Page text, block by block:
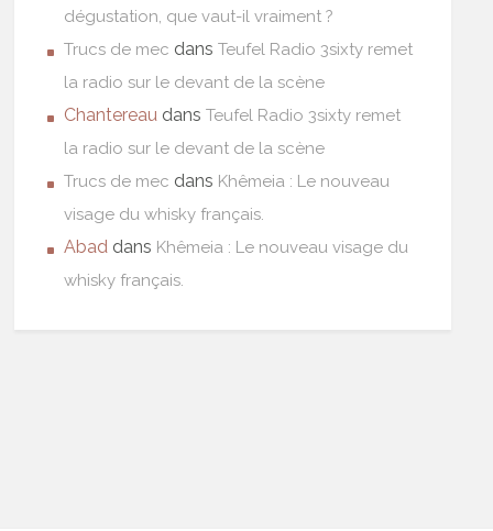
dégustation, que vaut-il vraiment ?
Trucs de mec dansTeufel Radio 3sixty remet
la radio sur le devant de la scène
Chantereau dansTeufel Radio 3sixty remet
la radio sur le devant de la scène
Trucs de mec dans Khêmeia : Le nouveau
visage du whisky français.
Abad dans Khêmeia : Le nouveau visage du
whisky français.